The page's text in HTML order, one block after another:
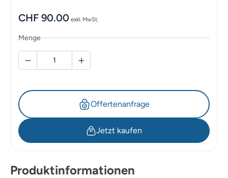
CHF 90.00 exkl. MwSt.
Menge
Offertenanfrage
Jetzt kaufen
Produktinformationen